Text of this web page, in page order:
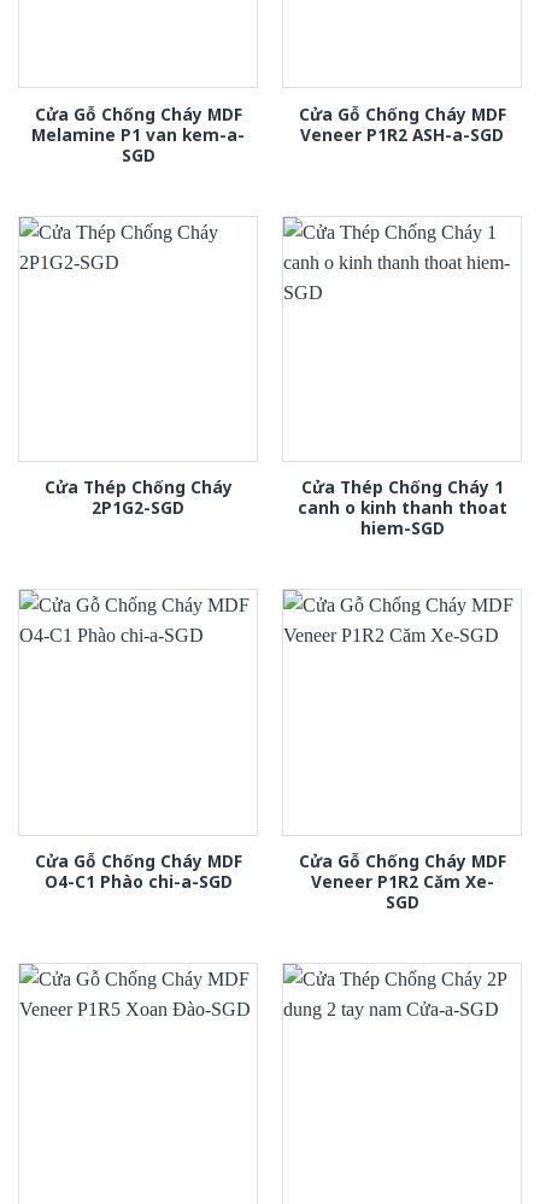
Cửa Gỗ Chống Cháy MDF
Melamine P1 van kem-a-
SGD
Cửa Gỗ Chống Cháy MDF
Veneer P1R2 ASH-a-SGD
Cửa Thép Chống Cháy
2P1G2-SGD
Cửa Thép Chống Cháy 1
canh o kinh thanh thoat
hiem-SGD
Cửa Gỗ Chống Cháy MDF
O4-C1 Phào chi-a-SGD
Cửa Gỗ Chống Cháy MDF
Veneer P1R2 Căm Xe-
SGD